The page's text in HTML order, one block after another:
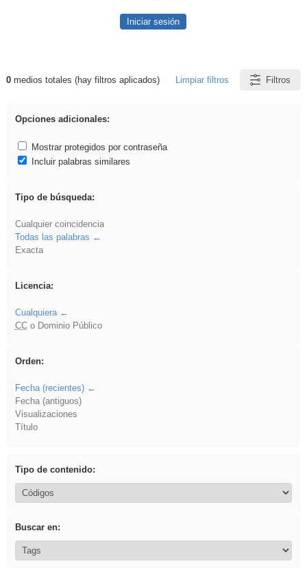
Iniciar sesión
Resultados de: plancha
0medios totales (hay filtros aplicados) Limpiar filtros Filtros
Opciones adicionales:
Mostrar protegidos por contraseña
Incluir palabras similares
Tipo de búsqueda:
Cualquier coincidencia
Todas las palabras
Exacta
Licencia:
Cualquiera
CCo Dominio Público
Orden:
Fecha (recientes)
Fecha (antiguos)
Visualizaciones
Título
Tipo de contenido:
Buscar en: